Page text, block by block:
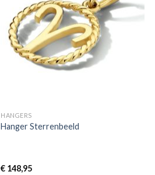
HANGERS
Hanger Sterrenbeeld
€ 148,95